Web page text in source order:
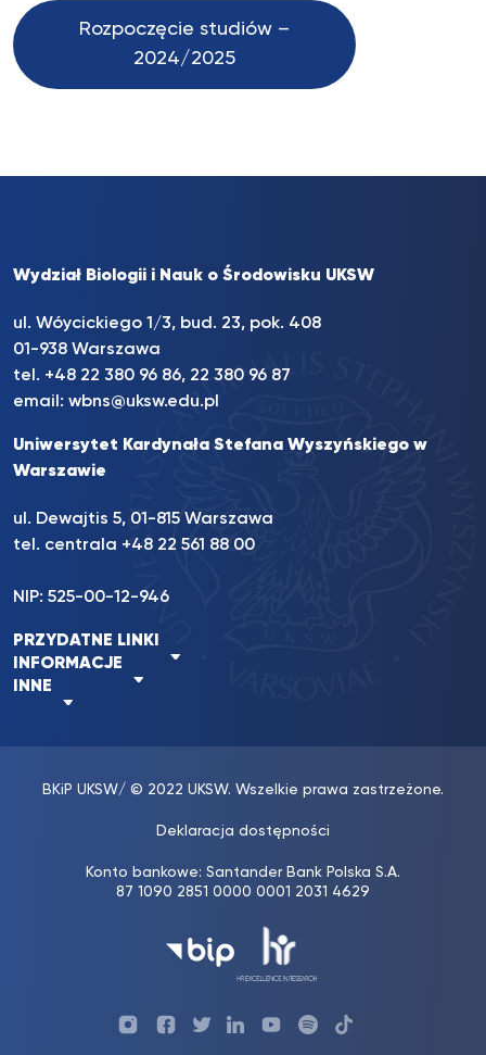
Rozpoczęcie studiów –
2024/2025
Wydział Biologii i Nauk o Środowisku UKSW
ul. Wóycickiego 1/3, bud. 23, pok. 408
01-938 Warszawa
tel. +48 22 380 96 86, 22 380 96 87
email: wbns@uksw.edu.pl
Uniwersytet Kardynała Stefana Wyszyńskiego w
Warszawie
ul. Dewajtis 5, 01-815 Warszawa
tel. centrala +48 22 561 88 00
NIP: 525-00-12-946
PRZYDATNE LINKI
INFORMACJE
INNE
BKiP UKSW/ © 2022 UKSW. Wszelkie prawa zastrzeżone.
Deklaracja dostępności
Konto bankowe: Santander Bank Polska S.A.
87 1090 2851 0000 0001 2031 4629
Profil ProfilProfilProfil UKSWProfilUKSW